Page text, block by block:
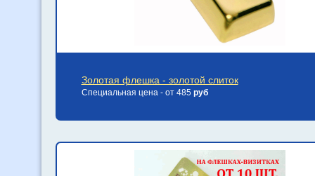
Золотая флешка - золотой слиток
Специальная цена - от 485 руб